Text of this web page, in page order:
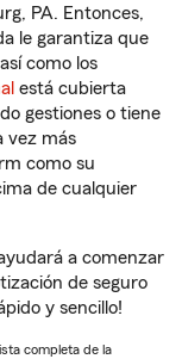
PA. Entonces,
le garantiza que
como los
está cubierta
gestiones o tiene
vez más
como su
de cualquier
a comenzar
de seguro
y sencillo!
completa de la